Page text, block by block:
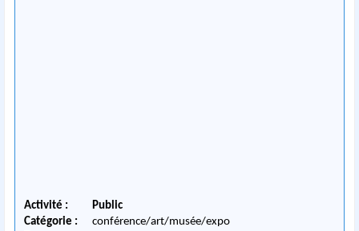
Activité :
Public
Catégorie :
conférence/art/musée/expo